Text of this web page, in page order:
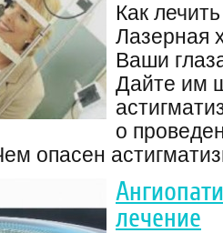
Как
Лазерная
Ваши
Дайте им
о
опасен
лечение